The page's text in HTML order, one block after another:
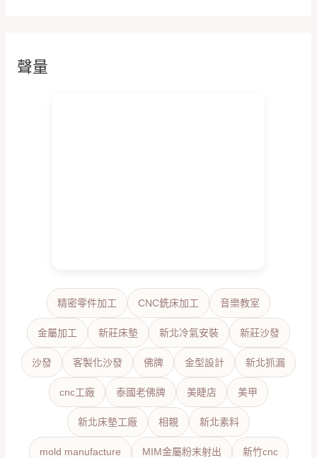
聲量
精密零件加工 CNC銑床加工 音樂教室
金屬加工 新莊床墊 新北冷氣安裝 新莊沙發
沙發 客製化沙發 佛牌 金型設計 新北抓漏
cnc工廠 泰國老佛牌 美睫店 美甲
新北床墊工廠 相親 新北素料
mold manufacture MIM金屬粉末射出 新竹cnc